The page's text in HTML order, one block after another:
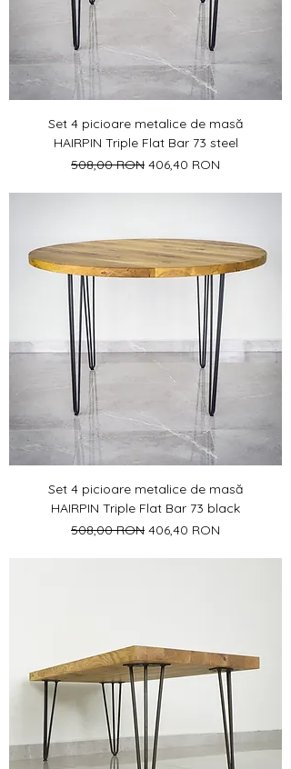
Set 4 picioare metalice de masă
HAIRPIN Triple Flat Bar 73 steel
Preț normal
508,00 RON Preț redus
406,40 RON
Set 4 picioare metalice de masă
HAIRPIN Triple Flat Bar 73 black
Preț normal
508,00 RON Preț redus
406,40 RON